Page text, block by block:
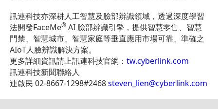
訊連科技亦深耕人工智慧及臉部辨識領域，透過深度學習
法開發FaceMe® AI 臉部辨識引擎，提供智慧零售、智慧
門禁、智慧城市、智慧家庭等垂直應用市場可靠、準確之
AIoT人臉辨識解決方案。
更多詳細資訊請上訊連科技官網： tw.cyberlink.com
訊連科技新聞聯絡人
連啟民 02-8667-1298#2468steven_lien@cyberlink.com